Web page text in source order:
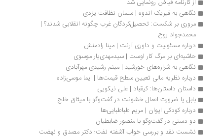
از کارنامه فیاض رونمایی شد
نگاهی به فیزیک اندوه | سلمان نظافت یزدی
محمدجواد روح
درباره مسئولیت و داوری آرنت | مینا رادمنش
حاشیه‌ای بر مرگ کار اوست | سیدمهدی‌یار موسوی
نگاهی به شراره‌های خورشید | میثم رشیدی مهرآبادی
درباره نظریه مالی تعیین سطح قیمت‌ها | ایما موسی‌زاده
داستان داستان‌ها: کیقباد | علی نیکویی
بابل یا ضرورت اعمال خشونت در گفت‌وگو با میثاق خلج
درباره کودکی ایوان | مریم طباطبایی‌ها
دو دستی در گفت‌وگو با منصور ضابطیان